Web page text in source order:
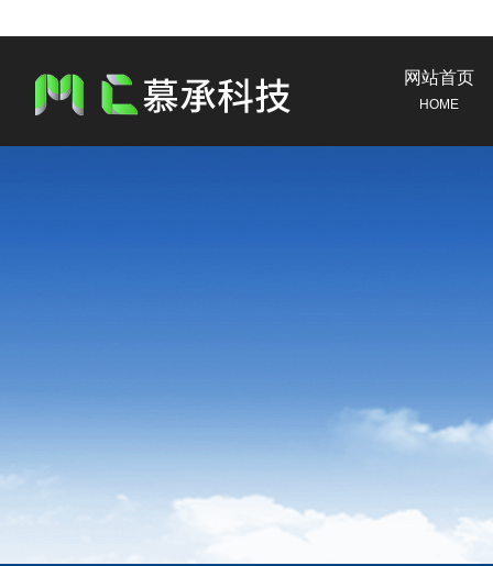
网站首页
HOME